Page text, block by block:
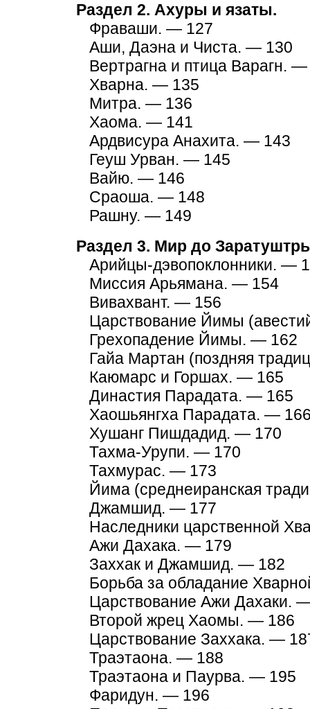
Раздел 2. Ахуры и язаты.
Фраваши. — 127
Аши, Даэна и Чиста. — 130
Вертрагна и птица Варагн.
Xварна. — 135
Митра. — 136
Хаома. — 141
Ардвисура Анахита. — 143
Геуш Урван. — 145
Вайю. — 146
Сраоша. — 148
Рашну. — 149
Раздел 3. Мир до
Арийцы-дэвопоклонники. —
Миссия Арьямана. — 154
Вивахвант. — 156
Царствование Йимы
Грехопадение Йимы. — 162
Гайа Мартан (поздняя
Каюмарс и Горшах. — 165
Династия Парадата. — 165
Хаошьянгха Парадата. —
Хушанг Пишдадид. — 170
Тахма-Урупи. — 170
Тахмурас. — 173
Йима (среднеиранская
Джамшид. — 177
Наследники царственной
Ажи Дахака. — 179
Заххак и Джамшид. — 182
Борьба за обладание
Царствование Ажи Дахаки.
Второй жрец Хаомы. — 186
Царствование Заххака. —
Траэтаона. — 188
Траэтаона и Паурва. — 195
Фаридун. — 196